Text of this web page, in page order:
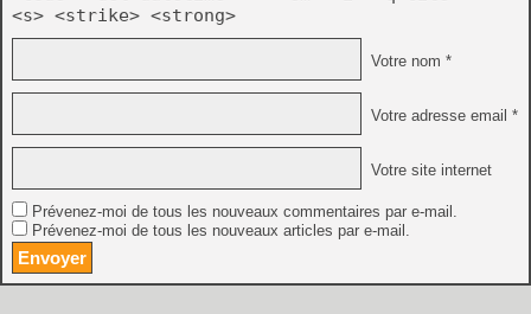
<s> <strike> <strong>
Votre nom *
Votre adresse email *
Votre site internet
Prévenez-moi de tous les nouveaux commentaires par e-mail.
Prévenez-moi de tous les nouveaux articles par e-mail.